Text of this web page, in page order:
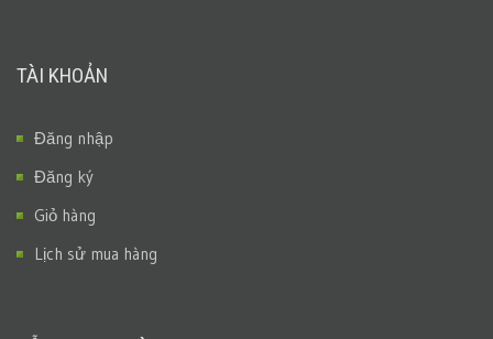
TÀI KHOẢN
Đăng nhập
Đăng ký
Giỏ hàng
Lịch sử mua hàng